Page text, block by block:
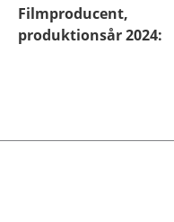
Filmproducent,
produktionsår 2024: